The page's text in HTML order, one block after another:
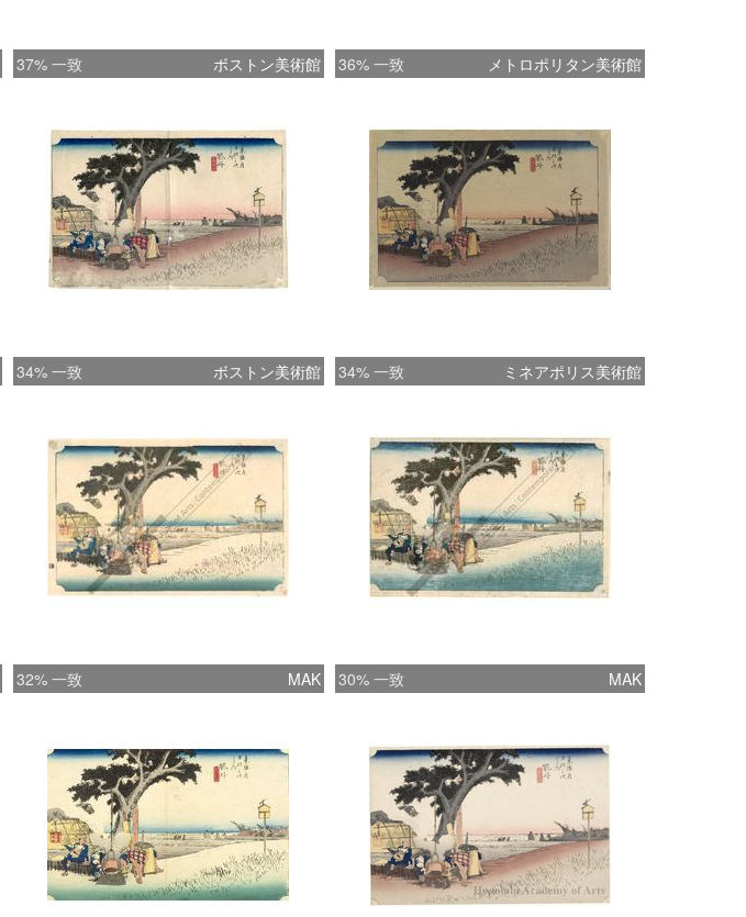
37% 一致 ボストン美術館 36% 一致 メトロポリタン美術館
34% 一致 ボストン美術館 34% 一致 ミネアポリス美術館
32% 一致 MAK 30% 一致 MAK